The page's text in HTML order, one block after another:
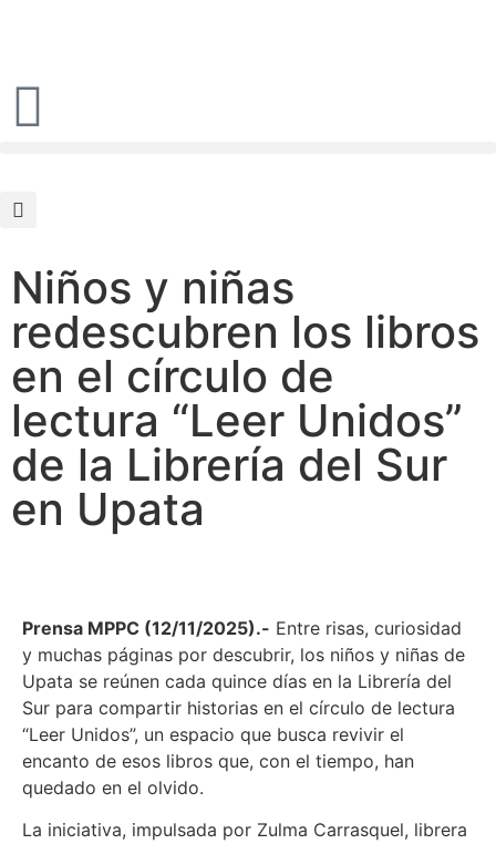
Niños y niñas
redescubren los libros
en el círculo de
lectura “Leer Unidos”
de la Librería del Sur
en Upata
Prensa MPPC (12/11/2025).- Entre risas, curiosidad
y muchas páginas por descubrir, los niños y niñas de
Upata se reúnen cada quince días en la Librería del
Sur para compartir historias en el círculo de lectura
“Leer Unidos”, un espacio que busca revivir el
encanto de esos libros que, con el tiempo, han
quedado en el olvido.
La iniciativa, impulsada por Zulma Carrasquel, librera